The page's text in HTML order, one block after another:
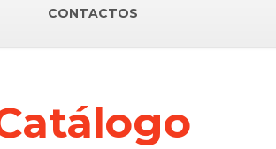
CONTACTOS